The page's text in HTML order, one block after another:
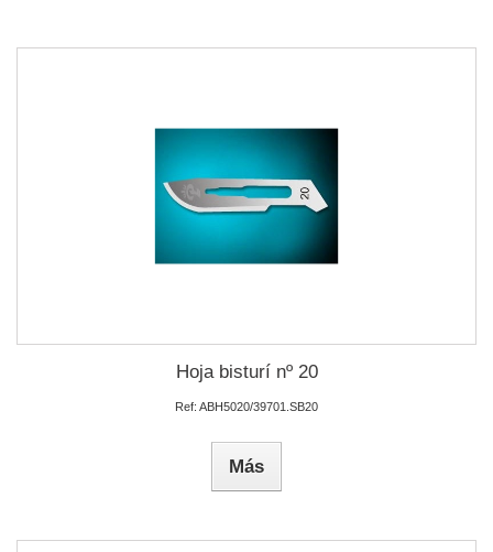
Hoja bisturí nº 20
Ref: ABH5020/39701.SB20
Más